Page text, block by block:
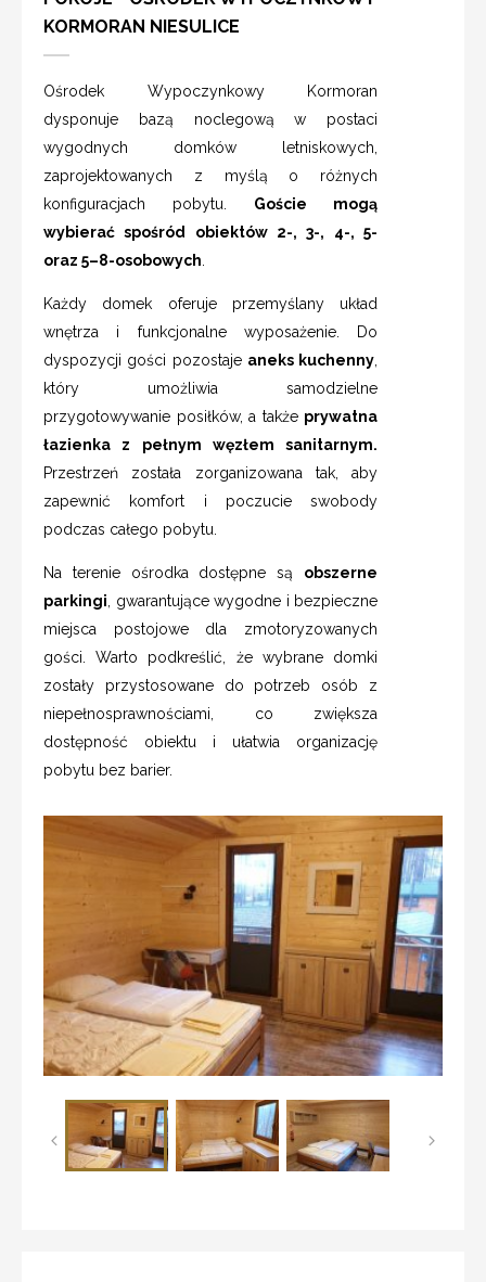
KORMORAN NIESULICE
Ośrodek Wypoczynkowy Kormoran
dysponuje bazą noclegową w postaci
wygodnych domków letniskowych,
zaprojektowanych z myślą o różnych
konfiguracjach pobytu. Goście mogą
wybierać spośród obiektów 2-, 3-, 4-, 5-
oraz 5–8-osobowych
Każdy domek oferuje przemyślany układ
wnętrza i funkcjonalne wyposażenie. Do
dyspozycji gości pozostaje aneks kuchenny
który umożliwia samodzielne
przygotowywanie posiłków, a także prywatna
łazienka z pełnym węzłem sanitarnym.
Przestrzeń została zorganizowana tak, aby
zapewnić komfort i poczucie swobody
podczas całego pobytu.
Na terenie ośrodka dostępne są obszerne
parkingi , gwarantujące wygodne i bezpieczne
miejsca postojowe dla zmotoryzowanych
gości. Warto podkreślić, że wybrane domki
zostały przystosowane do potrzeb osób z
niepełnosprawnościami, co zwiększa
dostępność obiektu i ułatwia organizację
pobytu bez barier.